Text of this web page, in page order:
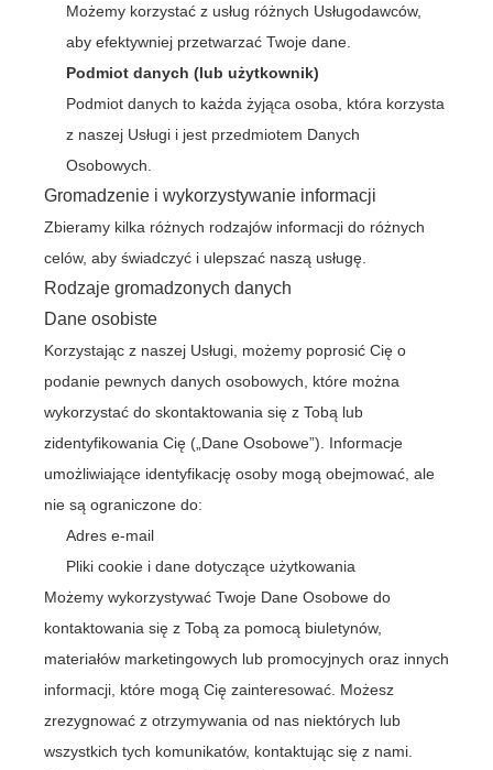
Możemy korzystać z usług różnych Usługodawców,
aby efektywniej przetwarzać Twoje dane.
Podmiot danych (lub użytkownik)
Podmiot danych to każda żyjąca osoba, która korzysta
z naszej Usługi i jest przedmiotem Danych
Osobowych.
Gromadzenie i wykorzystywanie informacji
Zbieramy kilka różnych rodzajów informacji do różnych
celów, aby świadczyć i ulepszać naszą usługę.
Rodzaje gromadzonych danych
Dane osobiste
Korzystając z naszej Usługi, możemy poprosić Cię o
podanie pewnych danych osobowych, które można
wykorzystać do skontaktowania się z Tobą lub
zidentyfikowania Cię („Dane Osobowe”). Informacje
umożliwiające identyfikację osoby mogą obejmować, ale
nie są ograniczone do:
Adres e-mail
Pliki cookie i dane dotyczące użytkowania
Możemy wykorzystywać Twoje Dane Osobowe do
kontaktowania się z Tobą za pomocą biuletynów,
materiałów marketingowych lub promocyjnych oraz innych
informacji, które mogą Cię zainteresować. Możesz
zrezygnować z otrzymywania od nas niektórych lub
wszystkich tych komunikatów, kontaktując się z nami.